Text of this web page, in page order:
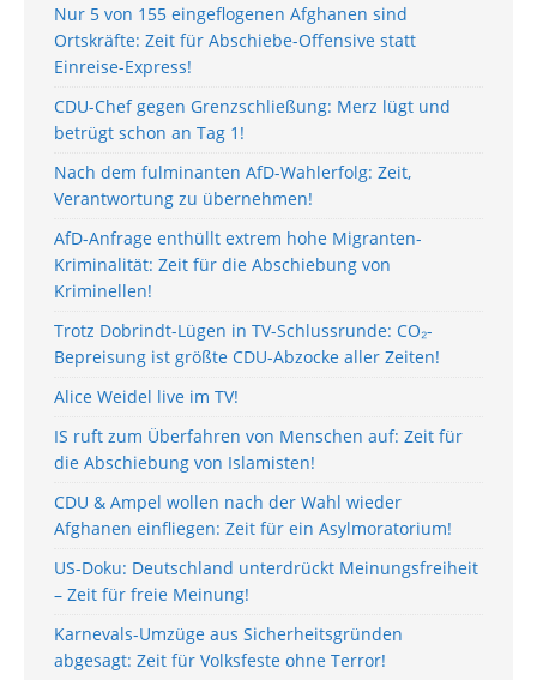
Nur 5 von 155 eingeflogenen Afghanen sind
Ortskräfte: Zeit für Abschiebe-Offensive statt
Einreise-Express!
CDU-Chef gegen Grenzschließung: Merz lügt und
betrügt schon an Tag 1!
Nach dem fulminanten AfD-Wahlerfolg: Zeit,
Verantwortung zu übernehmen!
AfD-Anfrage enthüllt extrem hohe Migranten-
Kriminalität: Zeit für die Abschiebung von
Kriminellen!
Trotz Dobrindt-Lügen in TV-Schlussrunde: CO₂-
Bepreisung ist größte CDU-Abzocke aller Zeiten!
Alice Weidel live im TV!
IS ruft zum Überfahren von Menschen auf: Zeit für
die Abschiebung von Islamisten!
CDU & Ampel wollen nach der Wahl wieder
Afghanen einfliegen: Zeit für ein Asylmoratorium!
US-Doku: Deutschland unterdrückt Meinungsfreiheit
– Zeit für freie Meinung!
Karnevals-Umzüge aus Sicherheitsgründen
abgesagt: Zeit für Volksfeste ohne Terror!